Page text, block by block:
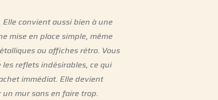
convient aussi bien à une
mise en place simple, même
ou affiches rétro. Vous
reflets indésirables, ce qui
immédiat. Elle devient
mur sans en faire trop.